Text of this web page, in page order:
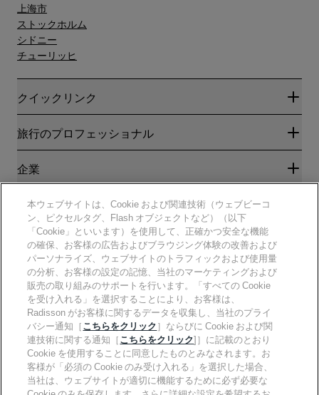
上海市
ストックホルム
シドニー
チューリッヒ
クイックリンク
Radisson Rewards
ブログ
目的地
ラディソンホテルアプリ
スポーツ認定ホテル
ファミリーフレンドリーホテル
健康と安全
旅行のプロフェッショナル
パートナー
旅行代理店
企業
Radisson Hotel Group
メディア
キャリアRHG
採用情報PPHE
採用情報EHL
The Club by RHG
能力開発の機会
責任あるビジネス
調達
法務
プライバシー通知
法的通知
Radisson Rewardsの利用規約
サイト使用許諾契約書
デジタルアクセシビリティ
現代奴隷制に関する声明
ヘルプ
消費者アラート
連絡先
よくある質問
サイトマップ
ソーシャルメディア
Radisson Hotels ブランド
本ウェブサイトは、Cookie および関連技術（ウェブビーコ
ン、ピクセルタグ、Flash オブジェクトなど）（以下
「Cookie」といいます）を使用して、正確かつ安全な機能
の確保、お客様の広告およびブラウジング体験の改善および
パーソナライズ、ウェブサイトのトラフィックおよび使用量
の分析、お客様の設定の記憶、当社のマーケティングおよび
販売の取り組みのサポートを行います。「すべての Cookie
を受け入れる」を選択することにより、お客様は、
Radisson がお客様に関するデータを収集し、当社のプライ
バシー通知［こちらをクリック］ならびに Cookie および関
連技術に関する通知［こちらをクリック]］に記載のとおり
Cookie を使用することに同意したものとみなされます。お
客様が「必須の Cookie のみ受け入れる」を選択した場合、
当社は、ウェブサイトが適切に機能するために必ず必要な